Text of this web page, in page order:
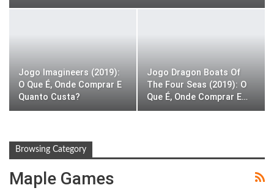
Jogo Imagineers (2019):
O Que É, Onde Comprar E
Quanto Custa?
Jogo Dragon Boats Of
The Four Seas (2019): O
Que É, Onde Comprar E…
Browsing Category
Maple Games